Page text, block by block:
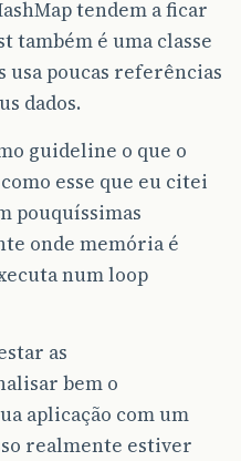
tendem a ficar
também é uma classe
usa poucas referências
dados.
guideline o que o
esse que eu citei
pouquíssimas
onde memória é
num loop
as
bem o
aplicação com um
realmente estiver